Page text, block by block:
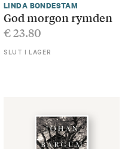
LINDA BONDESTAM
God morgon rymden
€23.80
SLUT I LAGER